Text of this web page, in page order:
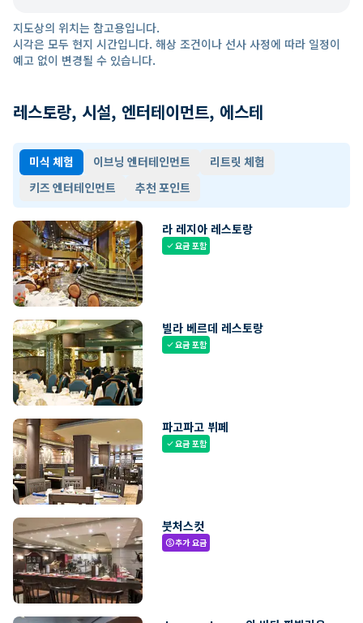
지도상의 위치는 참고용입니다.
시각은 모두 현지 시간입니다. 해상 조건이나 선사 사정에 따라 일정이
예고 없이 변경될 수 있습니다.
레스토랑, 시설, 엔터테이먼트, 에스테
미식 체험 이브닝 엔터테인먼트
리트릿 체험
키즈 엔터테인먼트
추천 포인트
라 레지아 레스토랑
check요금 포함
빌라 베르데 레스토랑
check요금 포함
파고파고 뷔페
check요금 포함
붓처스컷
paid추가 요금